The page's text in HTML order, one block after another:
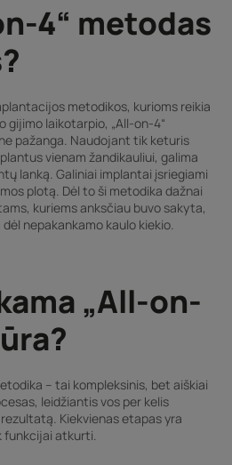
4“ metodas
metodikos, kurioms reikia
gijimo laikotarpio, „All-on-4“
pažanga. Naudojant tik keturis
vienam žandikauliui, galima
lanką. Galiniai implantai įsriegiami
plotą. Dėl to ši metodika dažnai
kuriems anksčiau buvo sakyta,
nepakankamo kaulo kiekio.
„All-on-
– tai kompleksinis, bet aiškiai
leidžiantis vos per kelis
Kiekvienas etapas yra
atkurti.